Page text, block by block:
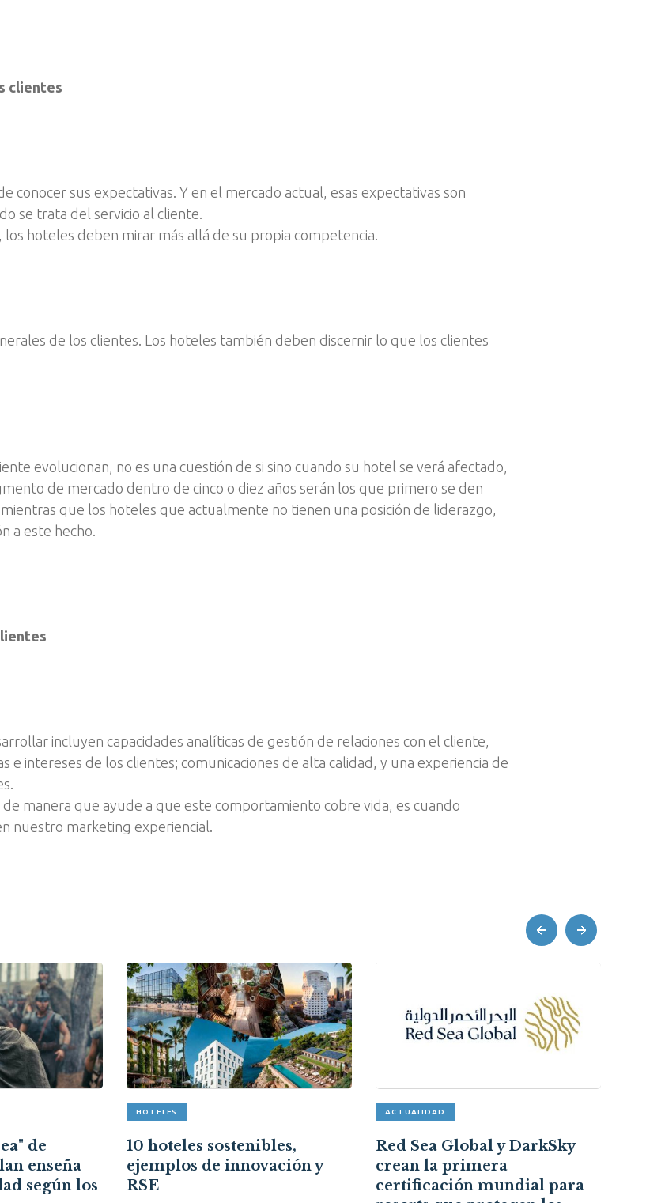
clientes
conocer sus expectativas. Y en el mercado actual, esas expectativas son
se trata del servicio al cliente.
hoteles deben mirar más allá de su propia competencia.
de los clientes. Los hoteles también deben discernir lo que los clientes
evolucionan, no es una cuestión de si sino cuando su hotel se verá afectado,
de mercado dentro de cinco o diez años serán los que primero se den
que los hoteles que actualmente no tienen una posición de liderazgo,
a este hecho.
incluyen capacidades analíticas de gestión de relaciones con el cliente,
e intereses de los clientes; comunicaciones de alta calidad, y una experiencia de
manera que ayude a que este comportamiento cobre vida, es cuando
nuestro marketing experiencial.
de
enseña
según los
HOTELES
10 hoteles sostenibles,
ejemplos de innovación y
RSE
ACTUALIDAD
Red Sea Global y DarkSky
crean la primera
certificación mundial para
prev next